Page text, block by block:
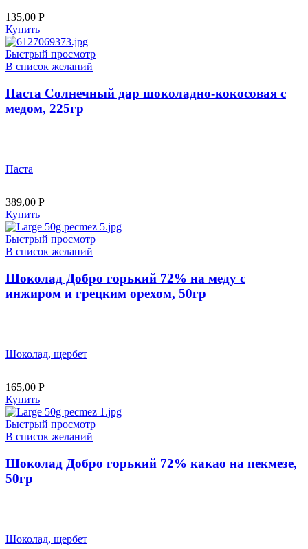
135,00 Р
Купить
Быстрый просмотр
В список желаний
Паста Солнечный дар шоколадно-кокосовая с
медом, 225гр
Паста
389,00 Р
Купить
Быстрый просмотр
В список желаний
Шоколад Добро горький 72% на меду с
инжиром и грецким орехом, 50гр
Шоколад, щербет
165,00 Р
Купить
Быстрый просмотр
В список желаний
Шоколад Добро горький 72% какао на пекмезе,
50гр
Шоколад, щербет